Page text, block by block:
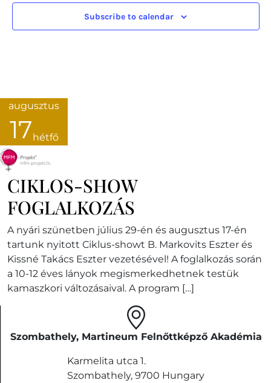
Subscribe to calendar
augusztus
17hétfő
CIKLOS-SHOW
FOGLALKOZÁS
A nyári szünetben július 29-én és augusztus 17-én
tartunk nyitott Ciklus-showt B. Markovits Eszter és
Kissné Takács Eszter vezetésével! A foglalkozás során
a 10-12 éves lányok megismerkedhetnek testük
kamaszkori változásaival. A program […]
Szombathely, Martineum Felnőttképző Akadémia
Karmelita utca 1.
Szombathely, 9700 Hungary